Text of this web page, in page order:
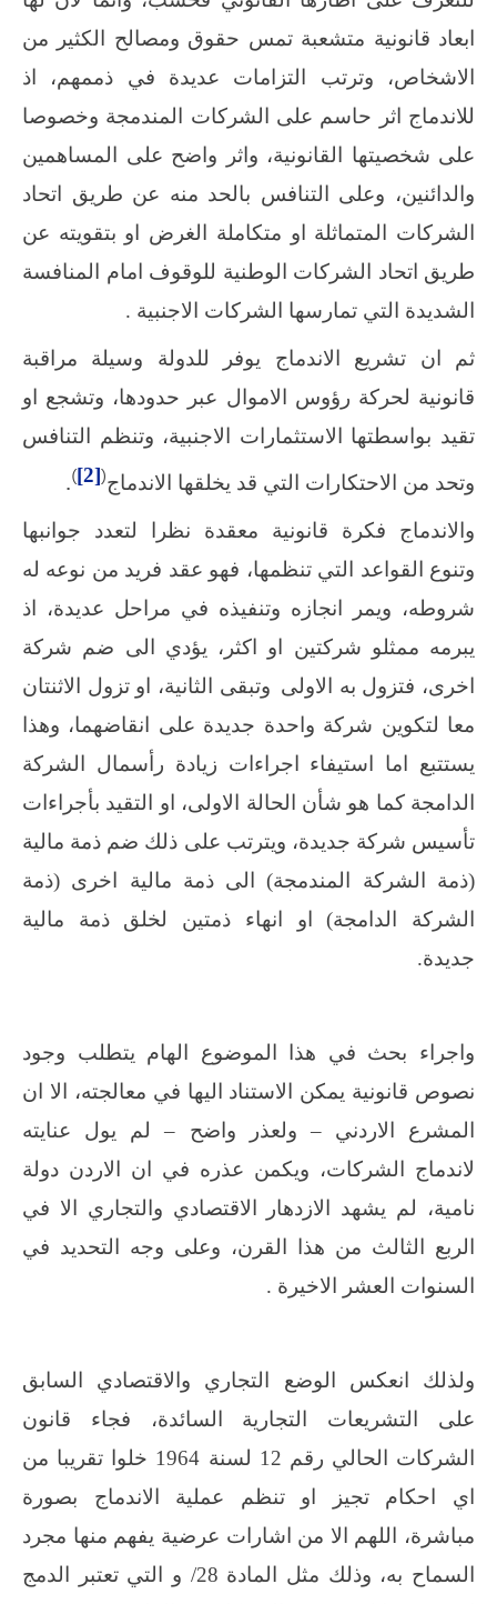
ابعاد قانونية متشعبة تمس حقوق ومصالح الكثير من
الاشخاص، وترتب التزامات عديدة في ذممهم، اذ
للاندماج اثر حاسم على الشركات المندمجة وخصوصا
على شخصيتها القانونية، واثر واضح على المساهمين
والدائنين، وعلى التنافس بالحد منه عن طريق اتحاد
الشركات المتماثلة او متكاملة الغرض او بتقويته عن
طريق اتحاد الشركات الوطنية للوقوف امام المنافسة
الشديدة التي تمارسها الشركات الاجنبية .
ثم ان تشريع الاندماج يوفر للدولة وسيلة مراقبة
قانونية لحركة رؤوس الاموال عبر حدودها، وتشجع او
تقيد بواسطتها الاستثمارات الاجنبية، وتنظم التنافس
وتحد من الاحتكارات التي قد يخلقها الاندماج(
[2]
)
.
والاندماج فكرة قانونية معقدة نظرا لتعدد جوانبها
وتنوع القواعد التي تنظمها، فهو عقد فريد من نوعه له
شروطه، ويمر انجازه وتنفيذه في مراحل عديدة، اذ
يبرمه ممثلو شركتين او اكثر، يؤدي الى ضم شركة
اخرى، فتزول به الاولى
وتبقى الثانية، او تزول الاثنتان
معا لتكوين شركة واحدة جديدة على انقاضهما، وهذا
يستتبع اما استيفاء اجراءات زيادة رأسمال الشركة
الدامجة كما هو شأن الحالة الاولى، او التقيد بأجراءات
تأسيس شركة جديدة، ويترتب على ذلك ضم ذمة مالية
(ذمة الشركة المندمجة) الى ذمة مالية اخرى (ذمة
الشركة الدامجة) او انهاء ذمتين لخلق ذمة مالية
جديدة.
واجراء بحث في هذا الموضوع الهام يتطلب وجود
نصوص قانونية يمكن الاستناد اليها في معالجته، الا ان
المشرع الاردني – ولعذر واضح – لم يول عنايته
لاندماج الشركات، ويكمن عذره في ان الاردن دولة
نامية، لم يشهد الازدهار الاقتصادي والتجاري الا في
الربع الثالث من هذا القرن، وعلى وجه التحديد في
السنوات العشر الاخيرة .
ولذلك انعكس الوضع التجاري والاقتصادي السابق
على التشريعات التجارية السائدة، فجاء قانون
الشركات الحالي رقم 12 لسنة 1964 خلوا تقريبا من
اي احكام تجيز او تنظم عملية الاندماج بصورة
مباشرة، اللهم الا من اشارات عرضية يفهم منها مجرد
السماح به، وذلك مثل المادة 28/ و التي تعتبر الدمج